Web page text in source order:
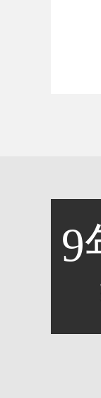
9